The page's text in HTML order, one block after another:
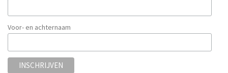
Voor- en achternaam